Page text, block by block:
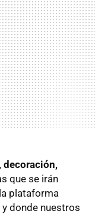
decoración,
que se irán
plataforma
donde nuestros